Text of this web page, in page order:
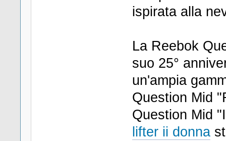
ispirata alla
La Reebok
suo 25°
un'ampia
Question Mid
Question Mid
lifter ii donna